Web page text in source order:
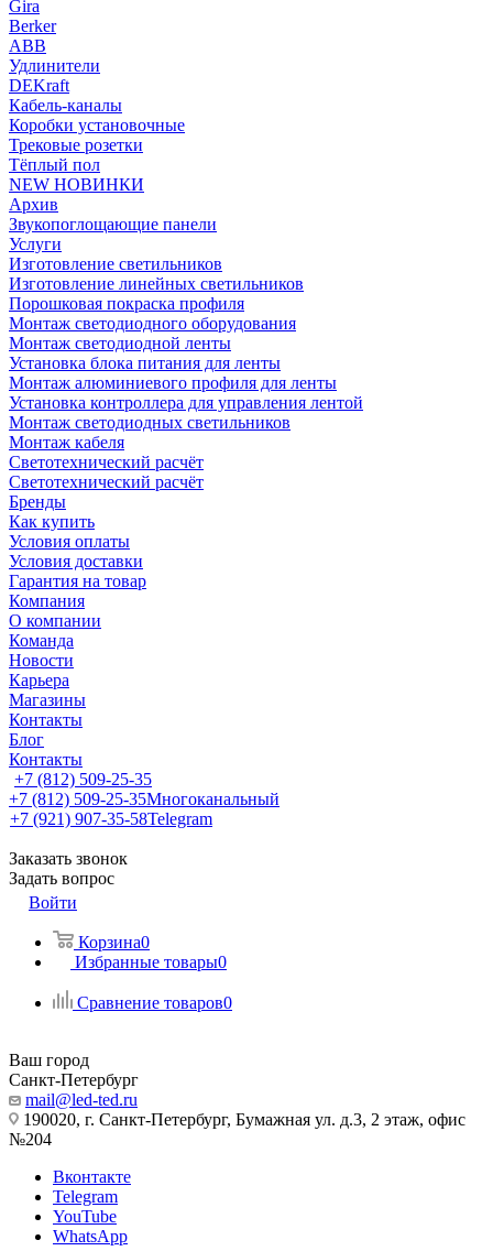
Gira
Berker
ABB
Удлинители
DEKraft
Кабель-каналы
Коробки установочные
Трековые розетки
Тёплый пол
NEW НОВИНКИ
Архив
Звукопоглощающие панели
Услуги
Изготовление светильников
Изготовление линейных светильников
Порошковая покраска профиля
Монтаж светодиодного оборудования
Монтаж светодиодной ленты
Установка блока питания для ленты
Монтаж алюминиевого профиля для ленты
Установка контроллера для управления лентой
Монтаж светодиодных светильников
Монтаж кабеля
Светотехнический расчёт
Светотехнический расчёт
Бренды
Как купить
Условия оплаты
Условия доставки
Гарантия на товар
Компания
О компании
Команда
Новости
Карьера
Магазины
Контакты
Блог
Контакты
+7 (812) 509-25-35
+7 (812) 509-25-35Многоканальный
+7 (921) 907-35-58Telegram
Заказать звонок
Задать вопрос
Войти
Корзина0
Избранные товары0
Сравнение товаров0
Ваш город
Санкт-Петербург
mail@led-ted.ru
190020, г. Санкт-Петербург, Бумажная ул. д.3, 2 этаж, офис
№204
Вконтакте
Telegram
YouTube
WhatsApp